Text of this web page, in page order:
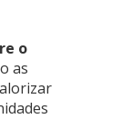
o
as